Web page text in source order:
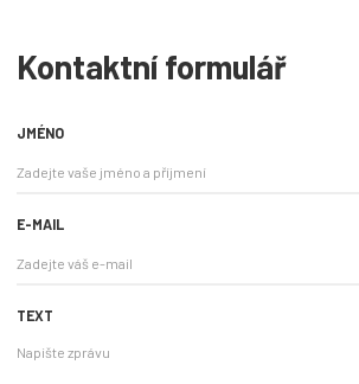
Kontaktní formulář
JMÉNO
E-MAIL
TEXT